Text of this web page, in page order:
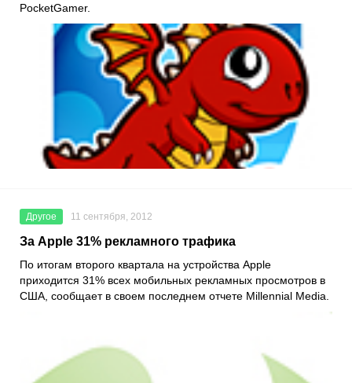
PocketGamer.
Другое 11 сентября, 2012
За Apple 31% рекламного трафика
По итогам второго квартала на устройства Apple
приходится 31% всех мобильных рекламных просмотров в
США, сообщает в своем последнем отчете Millennial Media.